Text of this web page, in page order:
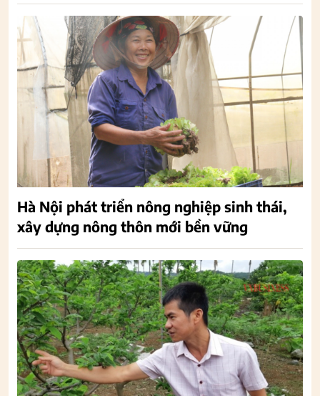
Hà Nội phát triển nông nghiệp sinh thái,
xây dựng nông thôn mới bền vững